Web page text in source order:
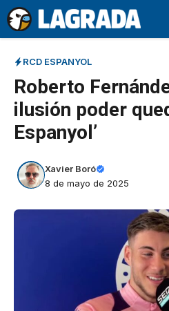
Saltar
al
contenido
RCD ESPANYOL
Roberto
ilusión poder
Espanyol’
Xavier Boró
8 de mayo de 2025